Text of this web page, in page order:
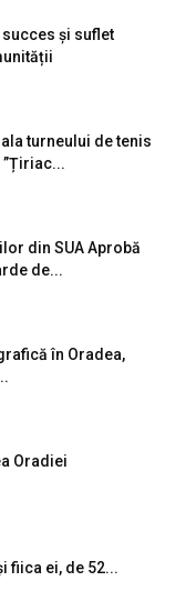
succes și suflet
turneului de tenis
din SUA Aprobă
de...
în Oradea,
Oradiei
fiica ei, de 52...